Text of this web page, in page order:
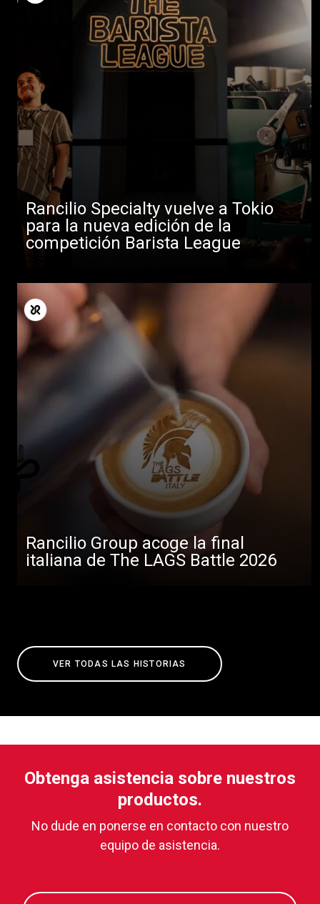
Rancilio Specialty vuelve a Tokio
para la nueva edición de la
competición Barista League
Rancilio Group acoge la final
italiana de The LAGS Battle 2026
VER TODAS LAS HISTORIAS
Obtenga asistencia sobre nuestros
productos.
No dude en ponerse en contacto con nuestro
equipo de asistencia.